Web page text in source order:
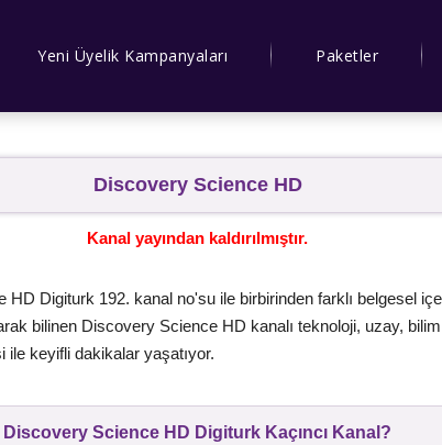
Yeni Üyelik Kampanyaları Paketler
Discovery Science HD
Kanal yayından kaldırılmıştır.
HD Digiturk 192. kanal no'su ile birbirinden farklı belgesel
bilinen Discovery Science HD kanalı teknoloji, uzay,
keyifli dakikalar yaşatıyor.
Discovery Science HD Digiturk Kaçıncı Kanal?